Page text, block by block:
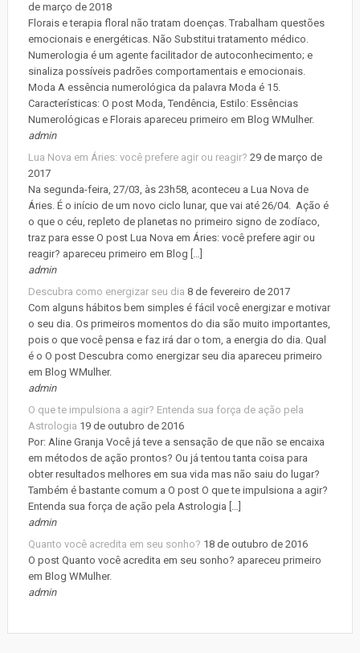
de março de 2018
Florais e terapia floral não tratam doenças. Trabalham questões
emocionais e energéticas. Não Substitui tratamento médico.
Numerologia é um agente facilitador de autoconhecimento; e
sinaliza possíveis padrões comportamentais e emocionais.
Moda A essência numerológica da palavra Moda é 15.
Características: O post Moda, Tendência, Estilo: Essências
Numerológicas e Florais apareceu primeiro em Blog WMulher.
admin
Lua Nova em Áries: você prefere agir ou reagir? 29 de março de
2017
Na segunda-feira, 27/03, às 23h58, aconteceu a Lua Nova de
Áries. É o início de um novo ciclo lunar, que vai até 26/04. Ação é
o que o céu, repleto de planetas no primeiro signo de zodíaco,
traz para esse O post Lua Nova em Áries: você prefere agir ou
reagir? apareceu primeiro em Blog […]
admin
Descubra como energizar seu dia 8 de fevereiro de 2017
Com alguns hábitos bem simples é fácil você energizar e motivar
o seu dia. Os primeiros momentos do dia são muito importantes,
pois o que você pensa e faz irá dar o tom, a energia do dia. Qual
é o O post Descubra como energizar seu dia apareceu primeiro
em Blog WMulher.
admin
O que te impulsiona a agir? Entenda sua força de ação pela
Astrologia 19 de outubro de 2016
Por: Aline Granja Você já teve a sensação de que não se encaixa
em métodos de ação prontos? Ou já tentou tanta coisa para
obter resultados melhores em sua vida mas não saiu do lugar?
Também é bastante comum a O post O que te impulsiona a agir?
Entenda sua força de ação pela Astrologia […]
admin
Quanto você acredita em seu sonho? 18 de outubro de 2016
O post Quanto você acredita em seu sonho? apareceu primeiro
em Blog WMulher.
admin